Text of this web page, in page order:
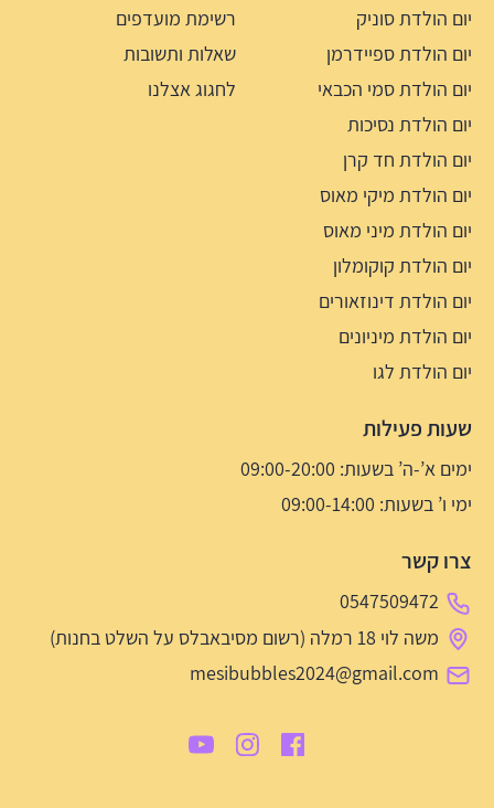
יום הולדת סוניק
יום הולדת ספיידרמן
יום הולדת סמי הכבאי
יום הולדת נסיכות
יום הולדת חד קרן
יום הולדת מיקי מאוס
יום הולדת מיני מאוס
יום הולדת קוקומלון
יום הולדת דינוזאורים
יום הולדת מיניונים
יום הולדת לגו
רשימת מועדפים
שאלות ותשובות
לחגוג אצלנו
שעות פעילות
ימים א’-ה’ בשעות: 09:00-20:00
ימי ו’ בשעות: 09:00-14:00
צרו קשר
0547509472
משה לוי 18 רמלה (רשום מסיבאבלס על השלט בחנות)
mesibubbles2024@gmail.com